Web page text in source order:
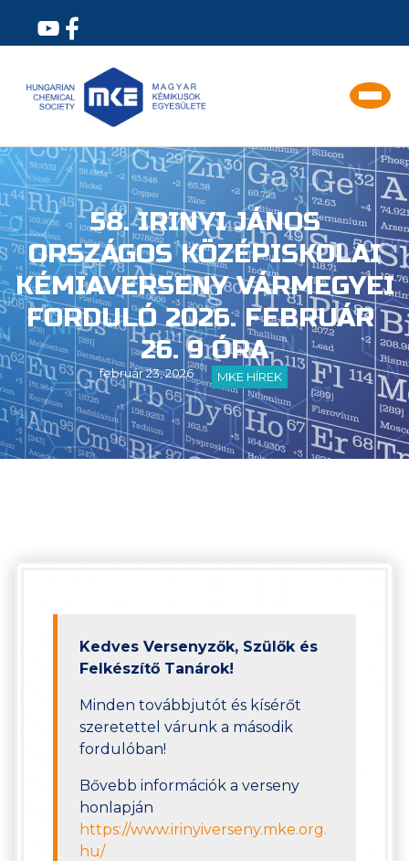
58. IRINYI JÁNOS
ORSZÁGOS KÖZÉPISKOLAI
KÉMIAVERSENY VÁRMEGYEI
FORDULÓ 2026. FEBRUÁR
26. 9 ÓRA
február 23, 2026 MKE HÍREK
Kedves Versenyzők, Szülők és
Felkészítő Tanárok!
Minden továbbjutót és kísérőt
szeretettel várunk a második
fordulóban!
Bővebb információk a verseny
honlapján
https://www.irinyiverseny.mke.org.
hu/